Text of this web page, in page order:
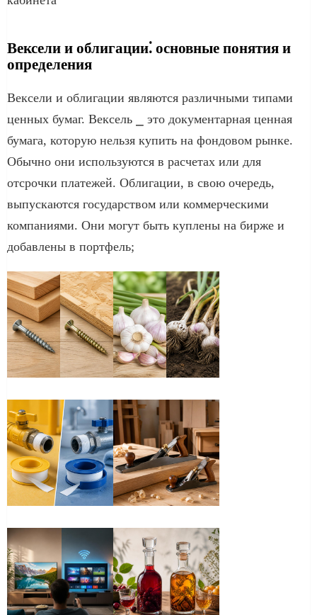
Вексели и облигации⁚ основные понятия и
определения
Вексели и облигации являются различными типами
ценных бумаг. Вексель ⎯ это документарная ценная
бумага, которую нельзя купить на фондовом рынке.​
Обычно они используются в расчетах или для
отсрочки платежей.​ Облигации, в свою очередь,
выпускаются государством или коммерческими
компаниями.​ Они могут быть куплены на бирже и
добавлены в портфель;